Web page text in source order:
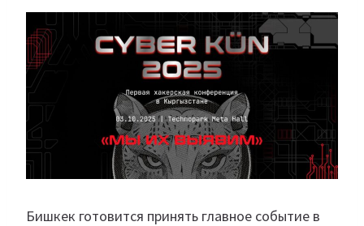
Бишкек готовится принять главное событие в